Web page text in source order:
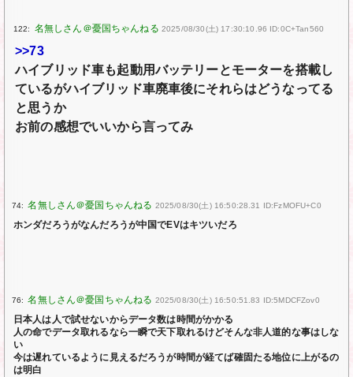
122: 2025/08/30(土) 17:30:10.96 ID:0C+Tan560
>>73
ハイブリッド車も起動用バッテリーとモーターを搭載し
ているがハイブリッド車廃車後にそれらはどうなってる
と思うか
お前の感想でいいから言ってみ
74: 2025/08/30(土) 16:50:28.31 ID:FzMOFU+C0
ホンダだろうがなんだろうが中国でEVはキツいだろ
76: 2025/08/30(土) 16:50:51.83 ID:5MDCFZov0
日本人は人で試せないからデータ数は時間がかかる
人の命でデータ取れるなら一瞬で天下取れるけどそんな非人道的な事はしな
い
今は遅れているように見えるだろうが時間が経てば確固たる地位に上がるの
は明白